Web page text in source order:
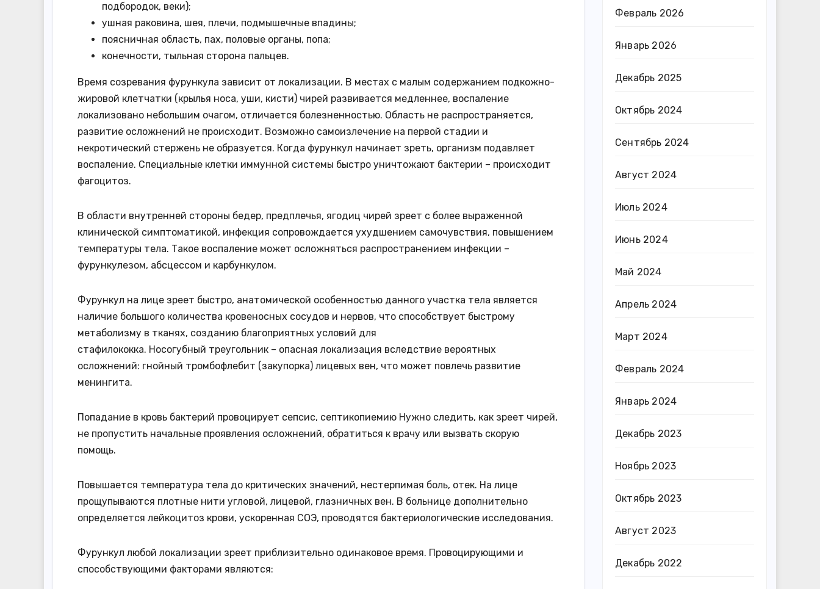
подбородок, веки);
ушная раковина, шея, плечи, подмышечные впадины;
поясничная область, пах, половые органы, попа;
конечности, тыльная сторона пальцев.
Время созревания фурункула зависит от локализации. В местах с малым содержанием подкожно-
жировой клетчатки (крылья носа, уши, кисти) чирей развивается медленнее, воспаление
локализовано небольшим очагом, отличается болезненностью. Область не распространяется,
развитие осложнений не происходит. Возможно самоизлечение на первой стадии и
некротический стержень не образуется. Когда фурункул начинает зреть, организм подавляет
воспаление. Специальные клетки иммунной системы быстро уничтожают бактерии – происходит
фагоцитоз.
В области внутренней стороны бедер, предплечья, ягодиц чирей зреет с более выраженной
клинической симптоматикой, инфекция сопровождается ухудшением самочувствия, повышением
температуры тела. Такое воспаление может осложняться распространением инфекции –
фурункулезом, абсцессом и карбункулом.
Фурункул на лице зреет быстро, анатомической особенностью данного участка тела является
наличие большого количества кровеносных сосудов и нервов, что способствует быстрому
метаболизму в тканях, созданию благоприятных условий для
стафилококка. Носогубный треугольник – опасная локализация вследствие вероятных
осложнений: гнойный тромбофлебит (закупорка) лицевых вен, что может повлечь развитие
менингита.
Попадание в кровь бактерий провоцирует сепсис, септикопиемию Нужно следить, как зреет чирей,
не пропустить начальные проявления осложнений, обратиться к врачу или вызвать скорую
помощь.
Повышается температура тела до критических значений, нестерпимая боль, отек. На лице
прощупываются плотные нити угловой, лицевой, глазничных вен. В больнице дополнительно
определяется лейкоцитоз крови, ускоренная СОЭ, проводятся бактериологические исследования.
Фурункул любой локализации зреет приблизительно одинаковое время. Провоцирующими и
способствующими факторами являются:
Февраль 2026
Январь 2026
Декабрь 2025
Октябрь 2024
Сентябрь 2024
Август 2024
Июль 2024
Июнь 2024
Май 2024
Апрель 2024
Март 2024
Февраль 2024
Январь 2024
Декабрь 2023
Ноябрь 2023
Октябрь 2023
Август 2023
Декабрь 2022